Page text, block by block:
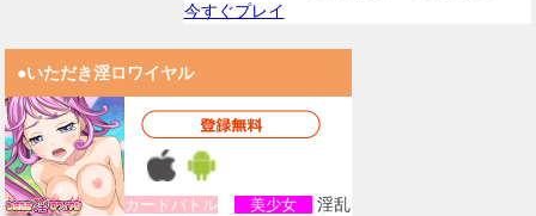
今すぐプレイ
●いただき淫ロワイヤル
カードバトル 美少女
淫乱